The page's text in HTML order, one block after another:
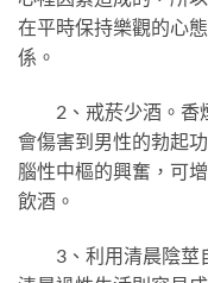
在平時保持樂觀的心
係。
2、戒菸少酒。香
會傷害到男性的勃起
腦性中樞的興奮，可
飲酒。
3、利用清晨陰莖